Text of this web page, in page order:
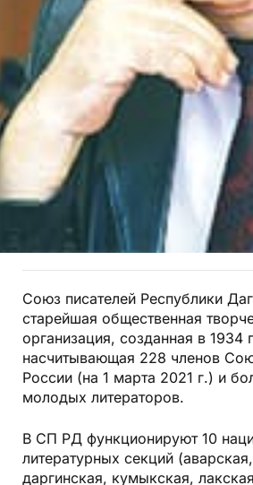
Союз писателей Республики
старейшая общественная
организация, созданная в 1934
насчитывающая 228 членов
России (на 1 марта 2021 г.) и
молодых литераторов.
В СП РД функционируют 10
литературных секций
даргинская, кумыкская,